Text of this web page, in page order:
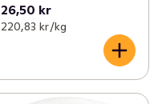
26,50 kr
220,83 kr /kg